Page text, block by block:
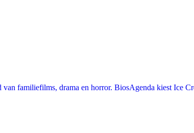
familiefilms, drama en horror. BiosAgenda kiest Ice